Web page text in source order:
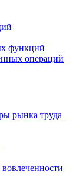
функций
операций
рынка труда